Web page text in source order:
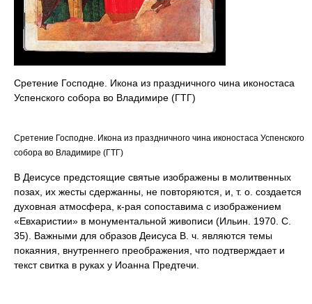
Сретение Господне. Икона из праздничного чина иконостаса
Успенского собора во Владимире (ГТГ)
Сретение Господне. Икона из праздничного чина иконостаса Успенского
собора во Владимире (ГТГ)
В Деисусе предстоящие святые изображены в молитвенных
позах, их жесты сдержанны, не повторяются, и, т. о. создается
духовная атмосфера, к-рая сопоставима с изображением
«Евхаристии» в монументальной живописи (Ильин. 1970. С.
35). Важными для образов Деисуса В. ч. являются темы
покаяния, внутреннего преображения, что подтверждает и
текст свитка в руках у Иоанна Предтечи.